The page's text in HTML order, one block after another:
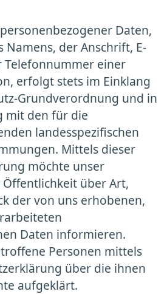
Daten,
Namens, der Anschrift, E-
Telefonnummer einer
erfolgt stets im Einklang
Grundverordnung und in
mit den für die
landesspezifischen
Mittels dieser
möchte unser
über Art,
der von uns erhobenen,
Daten informieren.
Personen mittels
über die ihnen
aufgeklärt.